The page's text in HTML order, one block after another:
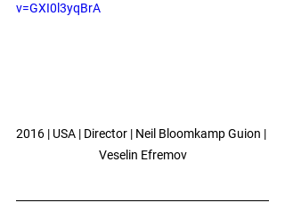
v=GXI0l3yqBrA
2016 | USA | Director | Neil Bloomkamp Guion |
Veselin Efremov